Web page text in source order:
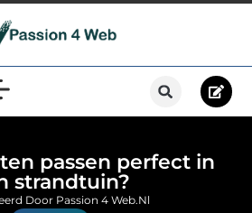
passen perfect in
strandtuin?
Door Passion 4 Web.nl